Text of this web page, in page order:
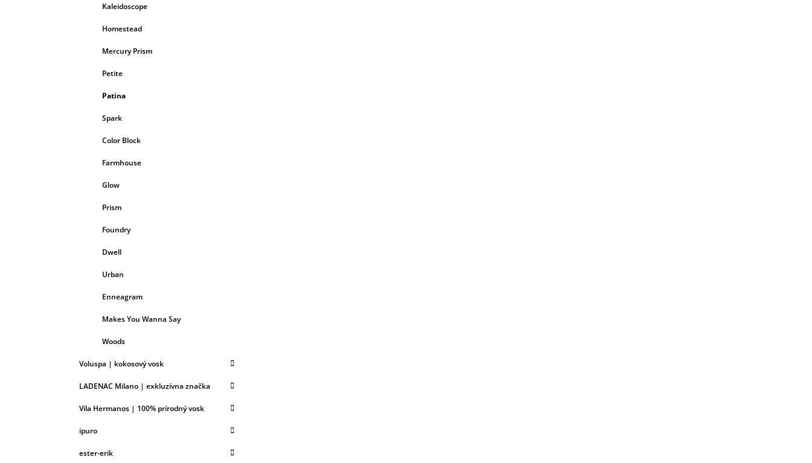
Kaleidoscope
Homestead
Mercury Prism
Petite
Patina
Spark
Color Block
Farmhouse
Glow
Prism
Foundry
Dwell
Urban
Enneagram
Makes You Wanna Say
Woods
Voluspa | kokosový vosk
LADENAC Milano | exkluzívna značka
Vila Hermanos | 100% prírodný vosk
ipuro
ester-erik